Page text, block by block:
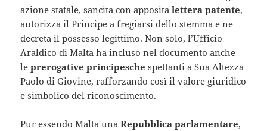
azione statale, sancita con appositalettera patente,
autorizza il Principe a fregiarsi dello stemma e ne
decreta il possesso legittimo. Non solo, l’Ufficio
Araldico di Malta ha incluso nel documento anche
leprerogative principesche spettanti a Sua Altezza
Paolo di Giovine, rafforzando così il valore giuridico
e simbolico del riconoscimento.
Pur essendo Malta unaRepubblica parlamentare,